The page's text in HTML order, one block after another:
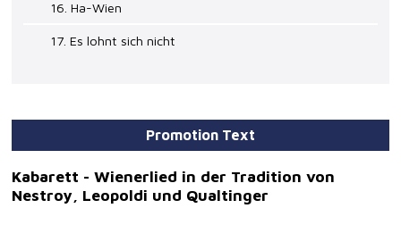
16. Ha-Wien
17. Es lohnt sich nicht
Promotion Text
Kabarett - Wienerlied in der Tradition von
Nestroy, Leopoldi und Qualtinger